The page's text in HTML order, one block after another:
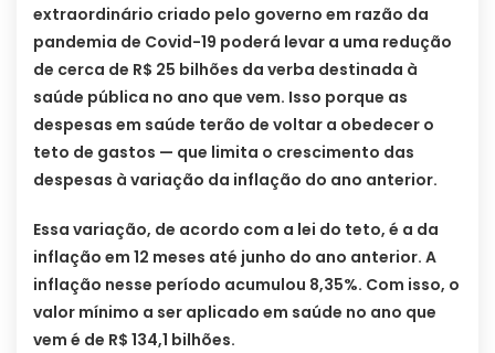
extraordinário criado pelo governo em razão da
pandemia de Covid-19 poderá levar a uma redução
de cerca de R$ 25 bilhões da verba destinada à
saúde pública no ano que vem. Isso porque as
despesas em saúde terão de voltar a obedecer o
teto de gastos — que limita o crescimento das
despesas à variação da inflação do ano anterior.
Essa variação, de acordo com a lei do teto, é a da
inflação em 12 meses até junho do ano anterior. A
inflação nesse período acumulou 8,35%. Com isso, o
valor mínimo a ser aplicado em saúde no ano que
vem é de R$ 134,1 bilhões.